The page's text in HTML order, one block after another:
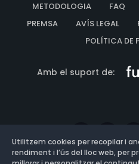
METODOLOGIA FAQ
PREMSA
AVÍS LEGAL
POLÍTICA DE
Amb el suport de:
Utilitzem cookies per recopilar i
rendiment i l’ús del lloc web, per